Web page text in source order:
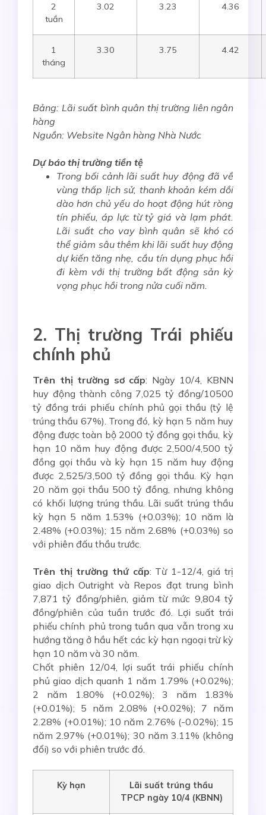
2
tuần
3.02 3.23 4.36
1
tháng
3.30 3.75 4.42
Bảng: Lãi suất bình quân thị trường liên ngân
hàng
Nguồn: Website Ngân hàng Nhà Nước
Dự báo thị trường tiền tệ
Trong bối cảnh lãi suất huy động đã về
vùng thấp lịch sử, thanh khoản kém dồi
dào hơn chủ yếu do hoạt động hút ròng
tín phiếu, áp lực từ tỷ giá và lạm phát.
Lãi suất cho vay bình quân sẽ khó có
thể giảm sâu thêm khi lãi suất huy động
dự kiến tăng nhẹ, cầu tín dụng phục hồi
đi kèm với thị trường bất động sản kỳ
vọng phục hồi trong nửa cuối năm.
2. Thị trường Trái phiếu
chính phủ
Trên thị trường sơ cấp: Ngày 10/4, KBNN
huy động thành công 7,025 tỷ đồng/10500
tỷ đồng trái phiếu chính phủ gọi thầu (tỷ lệ
trúng thầu 67%). Trong đó, kỳ hạn 5 năm huy
động được toàn bộ 2000 tỷ đồng gọi thầu, kỳ
hạn 10 năm huy động được 2,500/4,500 tỷ
đồng gọi thầu và kỳ hạn 15 năm huy động
được 2,525/3,500 tỷ đồng gọi thầu. Kỳ hạn
20 năm gọi thầu 500 tỷ đồng, nhưng không
có khối lượng trúng thầu. Lãi suất trúng thầu
kỳ hạn 5 năm 1.53% (+0.03%); 10 năm là
2.48% (+0.03%); 15 năm 2.68% (+0.03%) so
với phiên đấu thầu trước.
Trên thị trường thứ cấp: Từ 1-12/4, giá trị
giao dịch Outright và Repos đạt trung bình
7,871 tỷ đồng/phiên, giảm từ mức 9,804 tỷ
đồng/phiên của tuần trước đó. Lợi suất trái
phiếu chính phủ trong tuần qua vẫn trong xu
hướng tăng ở hầu hết các kỳ hạn ngoại trừ kỳ
hạn 10 năm và 30 năm.
Chốt phiên 12/04, lợi suất trái phiếu chính
phủ giao dịch quanh 1 năm 1.79% (+0.02%);
2 năm 1.80% (+0.02%); 3 năm 1.83%
(+0.01%); 5 năm 2.08% (+0.02%); 7 năm
2.28% (+0.01%); 10 năm 2.76% (-0.02%); 15
năm 2.97% (+0.01%); 30 năm 3.11% (không
đổi) so với phiên trước đó.
Kỳ hạn Lãi suất trúng thầu
TPCP ngày 10/4 (KBNN)